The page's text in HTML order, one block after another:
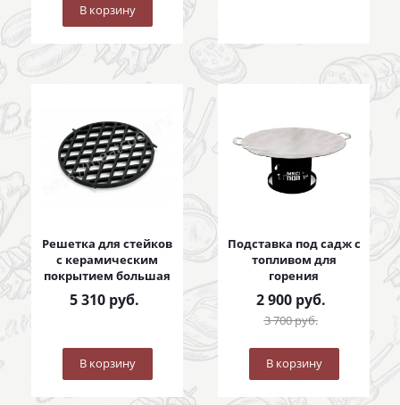
В корзину
Решетка для стейков
с керамическим
покрытием большая
5 310руб.
В корзину
Подставка под садж с
топливом для
горения
2 900руб.
3 700руб.
В корзину